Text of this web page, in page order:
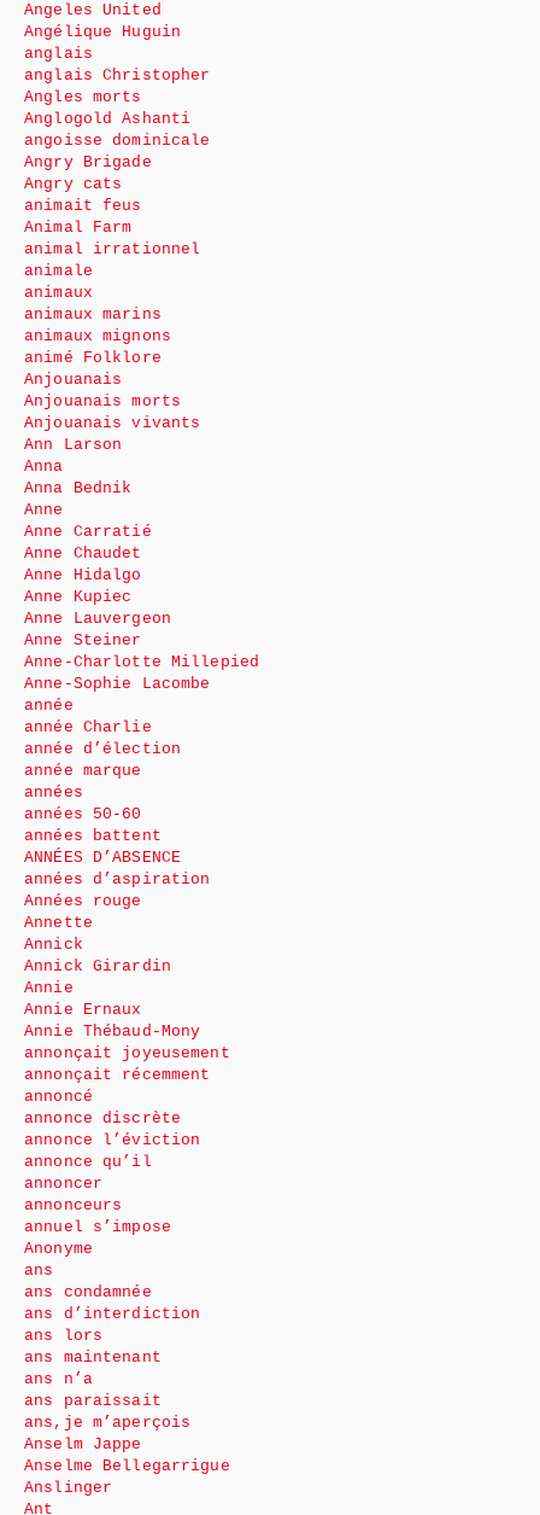
Angeles United
Angélique Huguin
anglais
anglais Christopher
Angles morts
Anglogold Ashanti
angoisse dominicale
Angry Brigade
Angry cats
animait feus
Animal Farm
animal irrationnel
animale
animaux
animaux marins
animaux mignons
animé Folklore
Anjouanais
Anjouanais morts
Anjouanais vivants
Ann Larson
Anna
Anna Bednik
Anne
Anne Carratié
Anne Chaudet
Anne Hidalgo
Anne Kupiec
Anne Lauvergeon
Anne Steiner
Anne-Charlotte Millepied
Anne-Sophie Lacombe
année
année Charlie
année d’élection
année marque
années
années 50-60
années battent
ANNÉES D’ABSENCE
années d’aspiration
Années rouge
Annette
Annick
Annick Girardin
Annie
Annie Ernaux
Annie Thébaud-Mony
annonçait joyeusement
annonçait récemment
annoncé
annonce discrète
annonce l’éviction
annonce qu’il
annoncer
annonceurs
annuel s’impose
Anonyme
ans
ans condamnée
ans d’interdiction
ans lors
ans maintenant
ans n’a
ans paraissait
ans,je m’aperçois
Anselm Jappe
Anselme Bellegarrigue
Anslinger
Ant